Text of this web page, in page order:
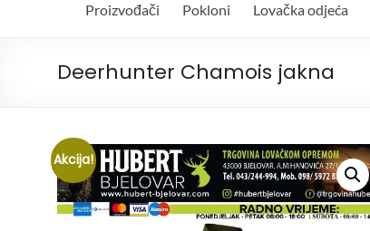
Proizvođači Pokloni Lovačka odjeća
Deerhunter Chamois jakna
Akcija!